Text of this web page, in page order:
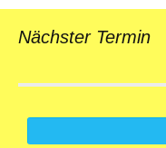
Nächster Termin